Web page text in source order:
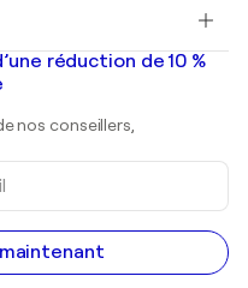
réduction de 10 %
nos conseillers,